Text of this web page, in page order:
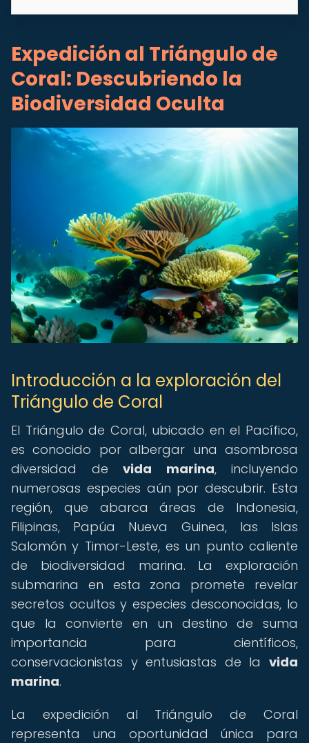
Expedición al Triángulo de
Coral: Descubriendo la
Biodiversidad Oculta
Introducción a la exploración del
Triángulo de Coral
El Triángulo de Coral, ubicado en el Pacífico,
es conocido por albergar una asombrosa
diversidad de vida marina, incluyendo
numerosas especies aún por descubrir. Esta
región, que abarca áreas de Indonesia,
Filipinas, Papúa Nueva Guinea, las Islas
Salomón y Timor-Leste, es un punto caliente
de biodiversidad marina. La exploración
submarina en esta zona promete revelar
secretos ocultos y especies desconocidas, lo
que la convierte en un destino de suma
importancia para científicos,
conservacionistas y entusiastas de la vida
marina.
La expedición al Triángulo de Coral
representa una oportunidad única para